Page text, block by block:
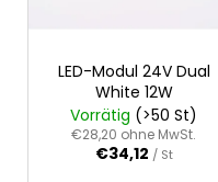
LED-Modul 24V Dual
White 12W
Vorrätig (>50 St)
€28,20 ohne MwSt.
€34,12 / St